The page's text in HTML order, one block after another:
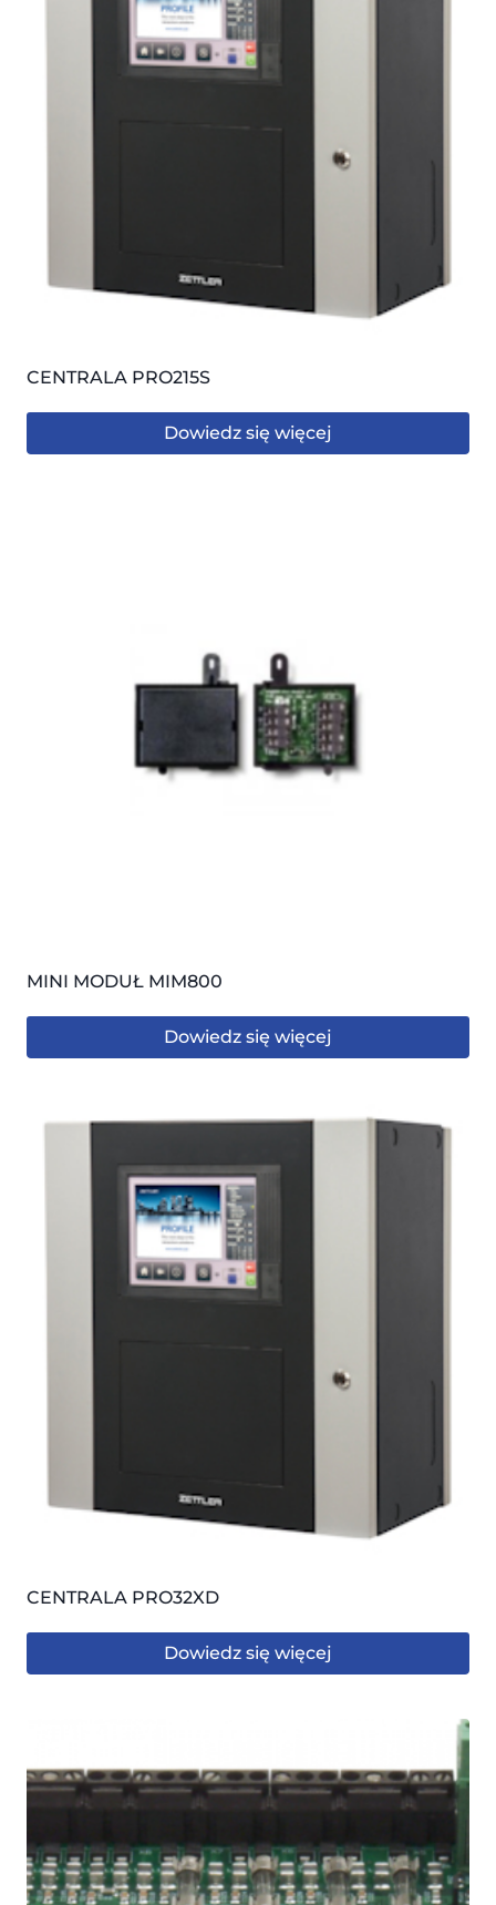
CENTRALA PRO215S
Dowiedz się więcej
MINI MODUŁ MIM800
Dowiedz się więcej
CENTRALA PRO32XD
Dowiedz się więcej